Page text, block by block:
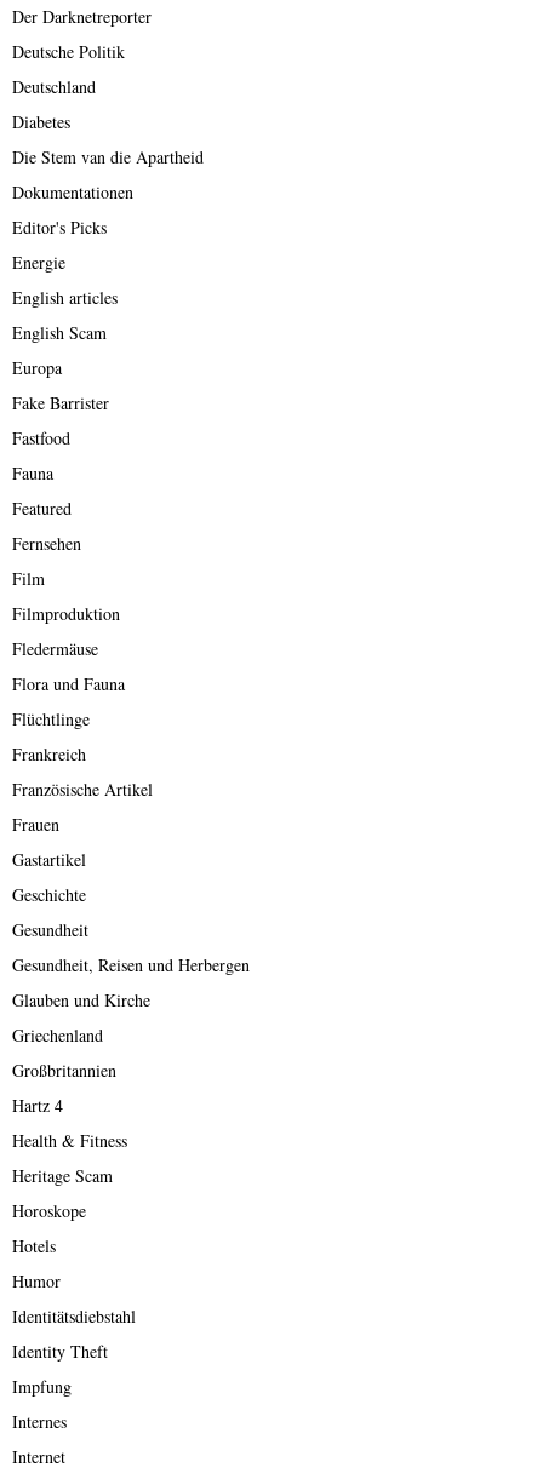
Der Darknetreporter
Deutsche Politik
Deutschland
Diabetes
Die Stem van die Apartheid
Dokumentationen
Editor's Picks
Energie
English articles
English Scam
Europa
Fake Barrister
Fastfood
Fauna
Featured
Fernsehen
Film
Filmproduktion
Fledermäuse
Flora und Fauna
Flüchtlinge
Frankreich
Französische Artikel
Frauen
Gastartikel
Geschichte
Gesundheit
Gesundheit, Reisen und Herbergen
Glauben und Kirche
Griechenland
Großbritannien
Hartz 4
Health & Fitness
Heritage Scam
Horoskope
Hotels
Humor
Identitätsdiebstahl
Identity Theft
Impfung
Internes
Internet